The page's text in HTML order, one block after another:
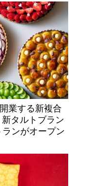
業する新複合
タルトブラン
ランがオープン